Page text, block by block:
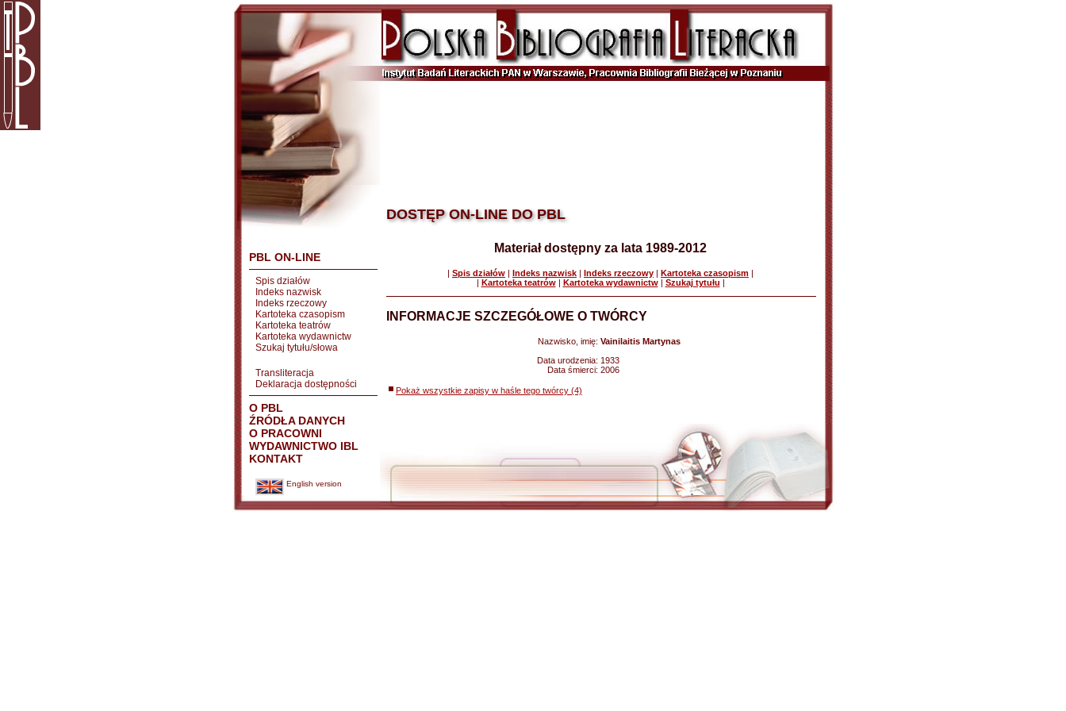
PBL ON-LINE
Spis działów
Indeks nazwisk
Indeks rzeczowy
Kartoteka czasopism
Kartoteka teatrów
Kartoteka wydawnictw
Szukaj tytułu/słowa
Transliteracja
Deklaracja dostępności
O PBL
ŹRÓDŁA DANYCH
O PRACOWNI
WYDAWNICTWO IBL
KONTAKT
English version
DOSTĘP ON-LINE DO PBL
Materiał dostępny za lata 1989-2012
| Spis działów | Indeks nazwisk | Indeks rzeczowy | Kartoteka czasopism |
| Kartoteka teatrów| Kartoteka wydawnictw| Szukaj tytułu |
INFORMACJE SZCZEGÓŁOWE O TWÓRCY
Nazwisko, imię: Vainilaitis Martynas
Data urodzenia: 1933
Data śmierci: 2006
Pokaż wszystkie zapisy w haśle tego twórcy (4)